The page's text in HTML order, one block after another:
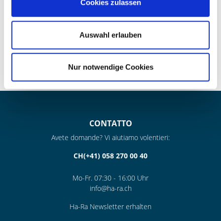
Cookies zulassen
Auswahl erlauben
Nur notwendige Cookies
» La fibra Ultra blu melangiata supporta il balsamo per pelli
durante la lucidatura e la pulizia, la fibra in PUR bianca
assorbe i residui e ha un effetto lucidante
» Prodotto a mano presso il nostro stabilimento nel Saarland
CONTATTO
Avete domande? Vi aiutiamo volentieri:
CH(+41) 058 270 00 40
Mo-Fr. 07:30 - 16:00 Uhr
info@ha-ra.ch
Ha-Ra Newsletter erhalten